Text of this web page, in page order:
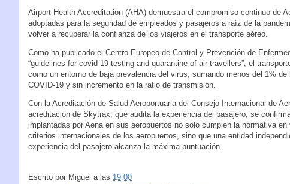
Airport Health Accreditation (AHA) demuestra el compromiso continuo de
adoptadas para la seguridad de empleados y pasajeros a raíz de la
volver a recuperar la confianza de los viajeros en el transporte aéreo.
Como ha publicado el Centro Europeo de Control y Prevención de
“guidelines for covid-19 testing and quarantine of air travellers”, el
como un entorno de baja prevalencia del virus, sumando menos del 1%
COVID-19 y sin incremento en la ratio de transmisión.
Con la Acreditación de Salud Aeroportuaria del Consejo Internacional de
acreditación de Skytrax, que audita la experiencia del pasajero, se
implantadas por Aena en sus aeropuertos no solo cumplen la normativa
criterios internacionales de los aeropuertos, sino que una entidad
experiencia del pasajero alcanza la máxima puntuación.
Escrito por Miguel a las 19:00